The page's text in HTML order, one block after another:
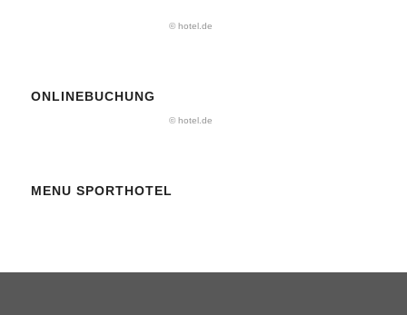
© hotel.de
ONLINEBUCHUNG
© hotel.de
MENU SPORTHOTEL